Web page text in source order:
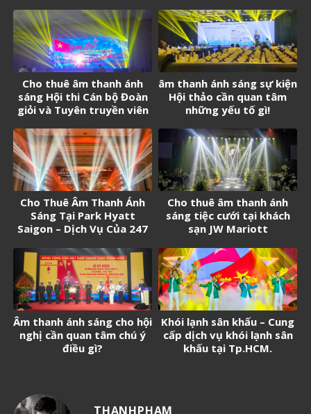
Cho thuê âm thanh ánh
sáng Hội thi Cán bộ Đoàn
giỏi và Tuyên truyền viên
2026
âm thanh ánh sáng sự kiện
Hội thảo cần quan tâm
những yếu tố gì!
Cho Thuê Âm Thanh Ánh
Sáng Tại Park Hyatt
Saigon – Dịch Vụ Của 247
Cho thuê âm thanh ánh
sáng tiệc cưới tại khách
sạn JW Mariott
Âm thanh ánh sáng cho hội
nghị cần quan tâm chú ý
điều gì?
Khói lạnh sân khấu – Cung
cấp dịch vụ khói lạnh sân
khấu tại Tp.HCM.
THANHPHAM